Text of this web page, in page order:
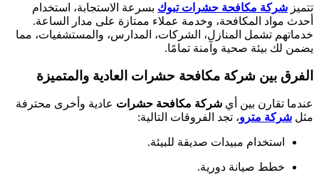
تتميز شركة مكافحة حشرات تبوك بسرعة الاستجابة، استخدام
أحدث مواد المكافحة، وخدمة عملاء ممتازة على مدار الساعة.
خدماتهم تشمل المنازل، الشركات، المدارس، والمستشفيات، مما
يضمن لك بيئة صحية وآمنة تمامًا.
الفرق بين شركة مكافحة حشرات العادية والمتميزة
عندما تقارن بين أي شركة مكافحة حشرات عادية وأخرى محترفة
مثل شركة مترو، تجد الفروقات التالية:
استخدام مبيدات صديقة للبيئة.
خطط صيانة دورية.